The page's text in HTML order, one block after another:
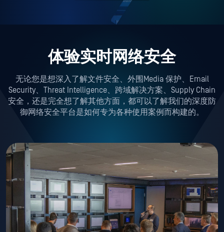
体验实时网络安全
无论您是想深入了解文件安全、外围Media 保护、Email
Security、Threat Intelligence、跨域解决方案、Supply Chain
安全，还是完全想了解其他方面，都可以了解我们的深度防
御网络安全平台是如何专为各种使用案例而构建的。